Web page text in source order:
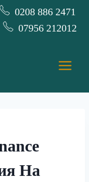
0208 886 2471
07956 212012
На